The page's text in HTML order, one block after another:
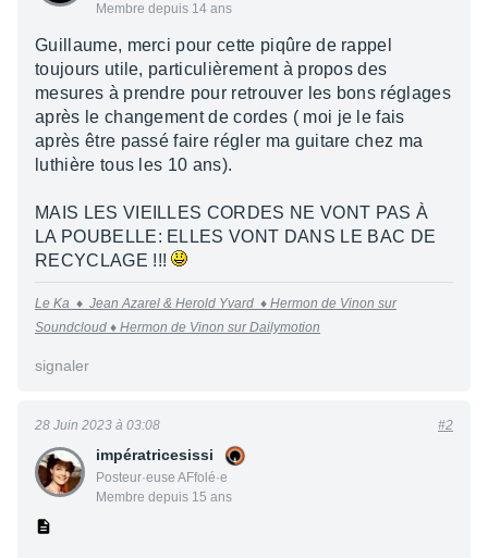
Membre depuis 14 ans
Guillaume, merci pour cette piqûre de rappel
toujours utile, particulièrement à propos des
mesures à prendre pour retrouver les bons réglages
après le changement de cordes ( moi je le fais
après être passé faire régler ma guitare chez ma
luthière tous les 10 ans).
MAIS LES VIEILLES CORDES NE VONT PAS À
LA POUBELLE: ELLES VONT DANS LE BAC DE
RECYCLAGE !!!
Le Ka ♦ Jean Azarel & Herold Yvard ♦ Hermon de Vinon sur
Soundcloud ♦ Hermon de Vinon sur Dailymotion
signaler
impératricesissi
Posteur·euse AFfolé·e
Membre depuis 15 ans
28 Juin 2023 à 03:08 #2